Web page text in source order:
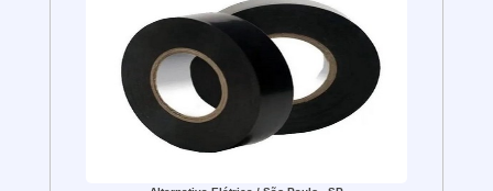
atua como uma barreira de proteção,
impedindo que falhas elétricas e surtos de
tensão afetem seus equipamentos
sensíveis. Além disso, esses
transformadores ajudam a regular a tensão